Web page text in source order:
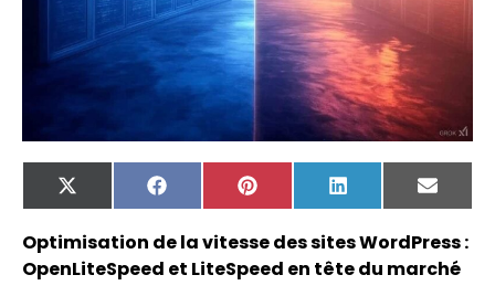
X
(Twitter)
FacebookPinterest LinkedIn
Email
Optimisation de la vitesse des sites WordPress :
OpenLiteSpeed et LiteSpeed en tête du marché